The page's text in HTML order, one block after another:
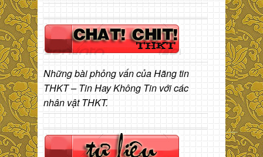
Những bài phỏng vấn của Hãng tin
THKT – Tin Hay Không Tin với các
nhân vật THKT.